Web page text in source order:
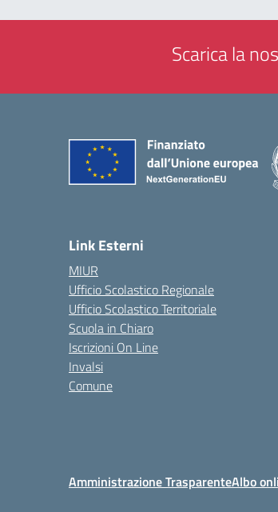
Scarica la
Link Esterni
MIUR
Ufficio Scolastico Regionale
Ufficio Scolastico Territoriale
Scuola in Chiaro
Iscrizioni On Line
Invalsi
Comune
Amministrazione TrasparenteAlbo